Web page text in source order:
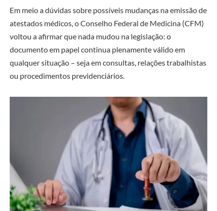
Em meio a dúvidas sobre possíveis mudanças na emissão de
atestados médicos, o Conselho Federal de Medicina (CFM)
voltou a afirmar que nada mudou na legislação: o
documento em papel continua plenamente válido em
qualquer situação – seja em consultas, relações trabalhistas
ou procedimentos previdenciários.